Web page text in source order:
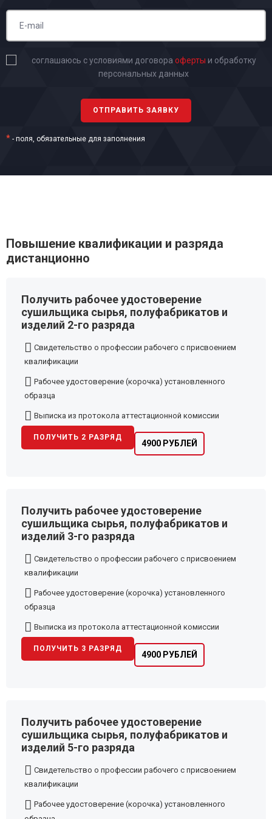
соглашаюсь с условиями договора оферты и обработку
персональных данных
* - поля, обязательные для заполнения
Повышение квалификации и разряда
дистанционно
Получить рабочее удостоверение
сушильщика сырья, полуфабрикатов и
изделий 2-го разряда
Свидетельство о профессии рабочего с присвоением
квалификации
Рабочее удостоверение (корочка) установленного
образца
Выписка из протокола аттестационной комиссии
4900 РУБЛЕЙ
ПОЛУЧИТЬ 2 РАЗРЯД
Получить рабочее удостоверение
сушильщика сырья, полуфабрикатов и
изделий 3-го разряда
Свидетельство о профессии рабочего с присвоением
квалификации
Рабочее удостоверение (корочка) установленного
образца
Выписка из протокола аттестационной комиссии
4900 РУБЛЕЙ
ПОЛУЧИТЬ 3 РАЗРЯД
Получить рабочее удостоверение
сушильщика сырья, полуфабрикатов и
изделий 5-го разряда
Свидетельство о профессии рабочего с присвоением
квалификации
Рабочее удостоверение (корочка) установленного